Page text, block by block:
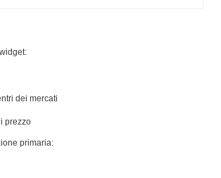
dei mercati
prezzo
primaria: